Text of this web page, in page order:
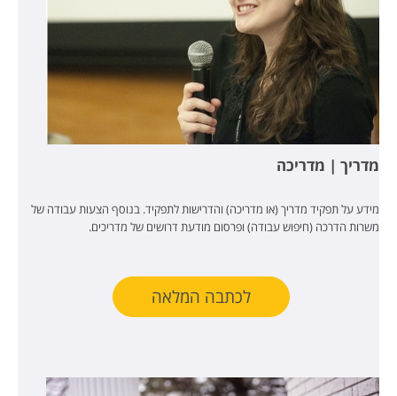
מדריך | מדריכה
מידע על תפקיד מדריך (או מדריכה) והדרישות לתפקיד. בנוסף הצעות עבודה של
משרות הדרכה (חיפוש עבודה) ופרסום מודעת דרושים של מדריכים.
לכתבה המלאה